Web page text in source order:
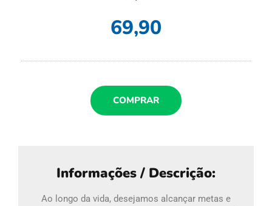
69,90
COMPRAR
Informações / Descrição:
Ao longo da vida, desejamos alcançar metas e